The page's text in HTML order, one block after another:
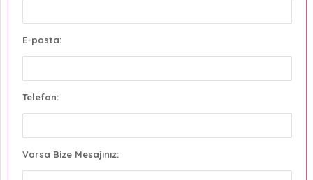
E-posta:
Telefon:
Varsa Bize Mesajınız: